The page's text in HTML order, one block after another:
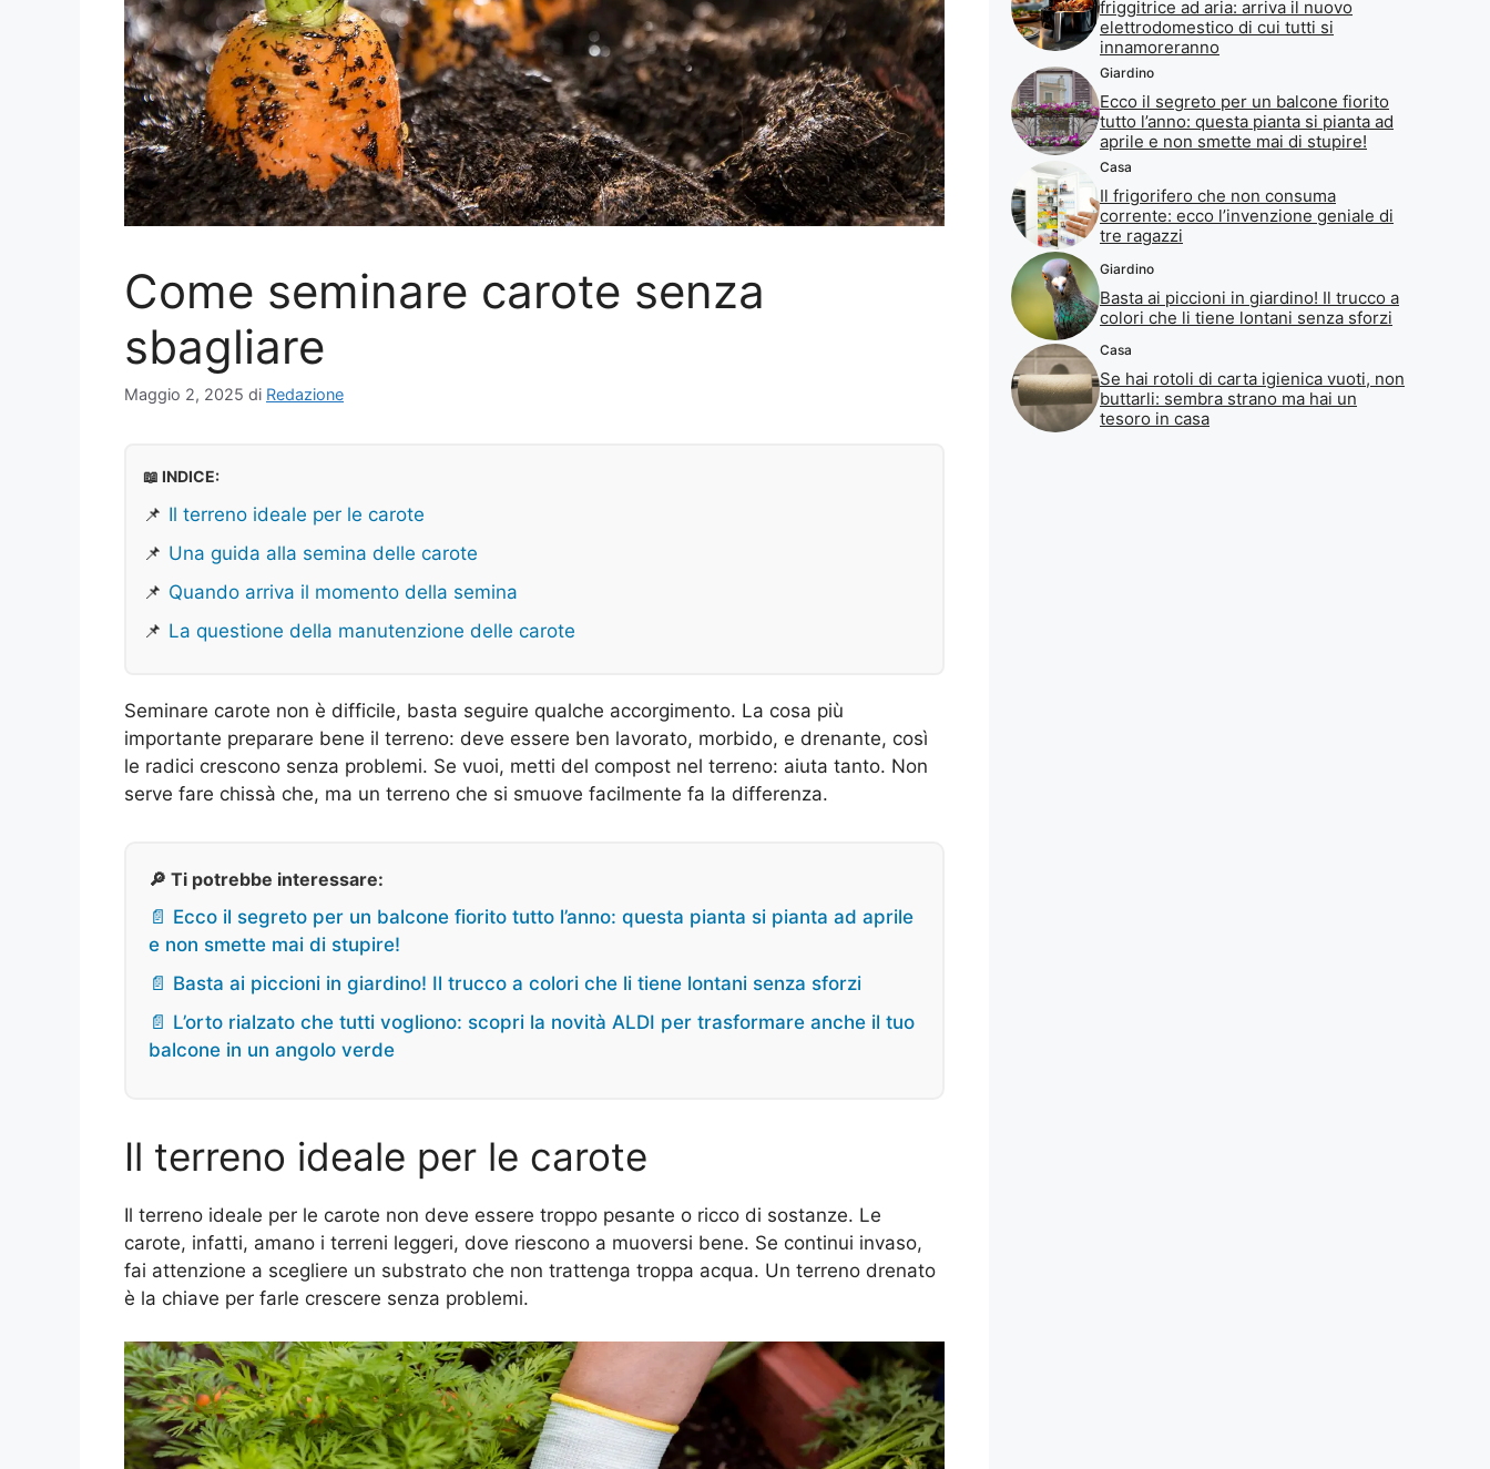
Come seminare carote senza
sbagliare
Maggio 2, 2025 di Redazione
📖 INDICE:
📌 Il terreno ideale per le carote
📌 Una guida alla semina delle carote
📌 Quando arriva il momento della semina
📌 La questione della manutenzione delle carote
Seminare carote non è difficile, basta seguire qualche accorgimento. La cosa più
importante preparare bene il terreno: deve essere ben lavorato, morbido, e drenante, così
le radici crescono senza problemi. Se vuoi, metti del compost nel terreno: aiuta tanto. Non
serve fare chissà che, ma un terreno che si smuove facilmente fa la differenza.
🔎 Ti potrebbe interessare:
📄 Ecco il segreto per un balcone fiorito tutto l’anno: questa pianta si pianta ad aprile
e non smette mai di stupire!
📄 Basta ai piccioni in giardino! Il trucco a colori che li tiene lontani senza sforzi
📄 L’orto rialzato che tutti vogliono: scopri la novità ALDI per trasformare anche il tuo
balcone in un angolo verde
Il terreno ideale per le carote
Il terreno ideale per le carote non deve essere troppo pesante o ricco di sostanze. Le
carote, infatti, amano i terreni leggeri, dove riescono a muoversi bene. Se continui invaso,
fai attenzione a scegliere un substrato che non trattenga troppa acqua. Un terreno drenato
è la chiave per farle crescere senza problemi.
friggitrice ad aria: arriva il nuovo
elettrodomestico di cui tutti si
innamoreranno
Giardino
Ecco il segreto per un balcone fiorito
tutto l’anno: questa pianta si pianta ad
aprile e non smette mai di stupire!
Casa
Il frigorifero che non consuma
corrente: ecco l’invenzione geniale di
tre ragazzi
Giardino
Basta ai piccioni in giardino! Il trucco a
colori che li tiene lontani senza sforzi
Casa
Se hai rotoli di carta igienica vuoti, non
buttarli: sembra strano ma hai un
tesoro in casa